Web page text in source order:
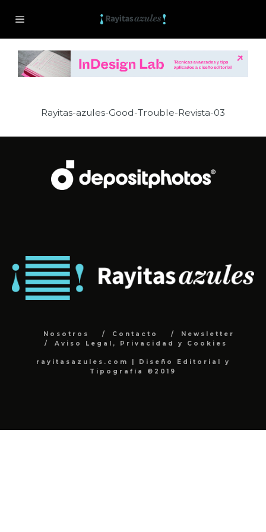
Rayitas-azules-Good-Trouble-Revista-03
Nosotros Contacto
Newsletter
Aviso Legal, Privacidad y Cookies
rayitasazules.com | Diseño Editorial y
Tipografía ©2019